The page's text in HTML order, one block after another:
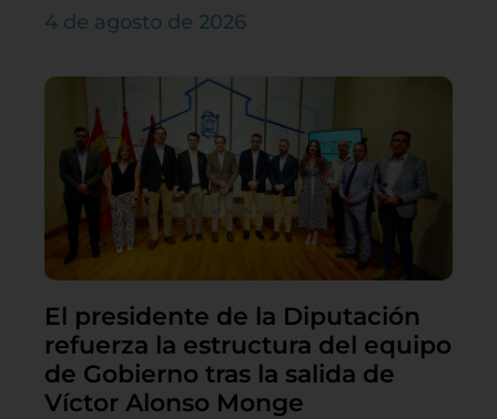
4 de agosto de 2026
El presidente de la Diputación
refuerza la estructura del equipo
de Gobierno tras la salida de
Víctor Alonso Monge